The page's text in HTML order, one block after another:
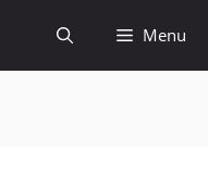
Menu